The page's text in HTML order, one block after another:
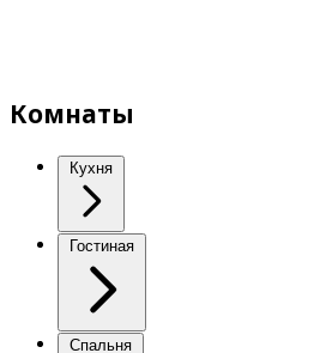
Комнаты
Кухня
Гостиная
Спальня